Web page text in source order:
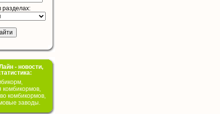
разделах:
- новости,
комбикормов,
комбикормов,
заводы.